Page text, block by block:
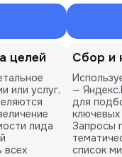
целей
или услуг,
лида
всех
Сбор и
—
для
Запросы
список